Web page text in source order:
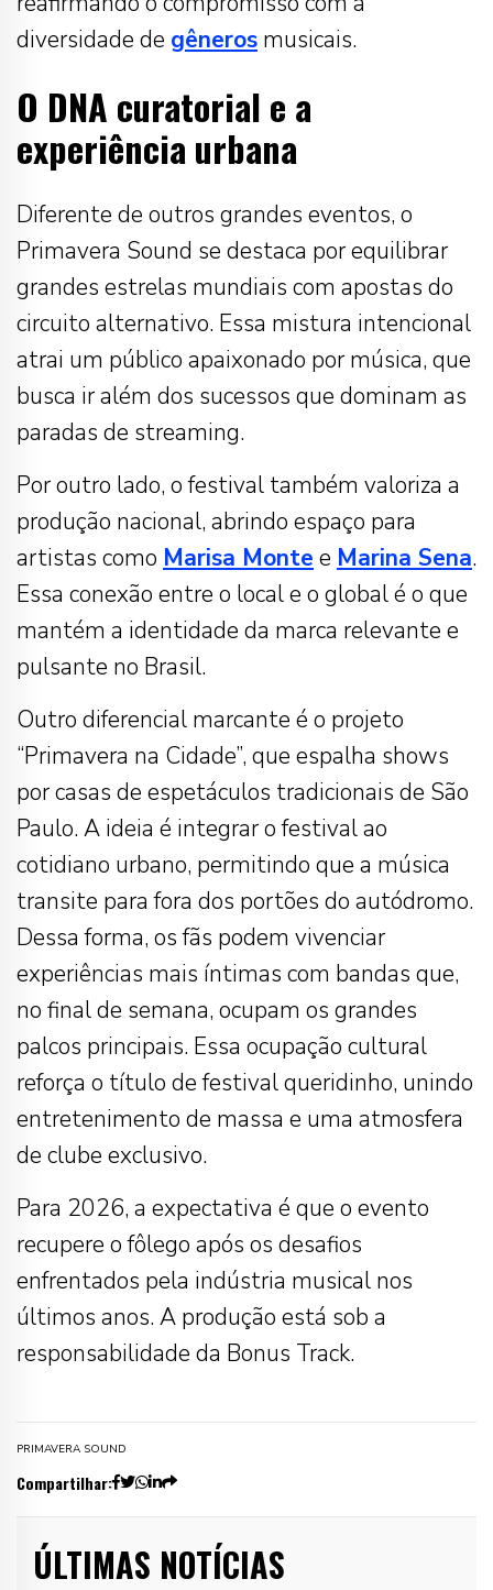
diversidade de gêneros musicais.
O DNA curatorial e a
experiência urbana
Diferente de outros grandes eventos, o
Primavera Sound se destaca por equilibrar
grandes estrelas mundiais com apostas do
circuito alternativo. Essa mistura intencional
atrai um público apaixonado por música, que
busca ir além dos sucessos que dominam as
paradas de streaming.
Por outro lado, o festival também valoriza a
produção nacional, abrindo espaço para
artistas como Marisa Monte e Marina Sena.
Essa conexão entre o local e o global é o que
mantém a identidade da marca relevante e
pulsante no Brasil.
Outro diferencial marcante é o projeto
“Primavera na Cidade”, que espalha shows
por casas de espetáculos tradicionais de São
Paulo. A ideia é integrar o festival ao
cotidiano urbano, permitindo que a música
transite para fora dos portões do autódromo.
Dessa forma, os fãs podem vivenciar
experiências mais íntimas com bandas que,
no final de semana, ocupam os grandes
palcos principais. Essa ocupação cultural
reforça o título de festival queridinho, unindo
entretenimento de massa e uma atmosfera
de clube exclusivo.
Para 2026, a expectativa é que o evento
recupere o fôlego após os desafios
enfrentados pela indústria musical nos
últimos anos. A produção está sob a
responsabilidade da Bonus Track.
PRIMAVERA SOUND
Compartilhar:
ÚLTIMAS NOTÍCIAS